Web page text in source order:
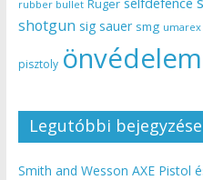
rubber bullet Ruger
shotgun sig sauer smg umarex
pisztoly önvédelem
Legutóbbi
Smith and Wesson AXE Pistol